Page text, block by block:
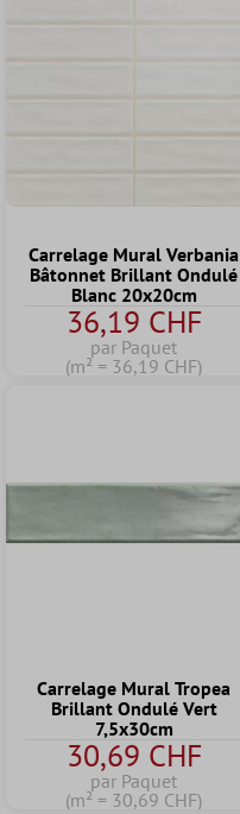
Carrelage Mural Verbania
Bâtonnet Brillant Ondulé
Blanc 20x20cm
36,19 CHF
par Paquet
(m² = 36,19 CHF)
Carrelage Mural Tropea
Brillant Ondulé Vert
7,5x30cm
30,69 CHF
par Paquet
(m² = 30,69 CHF)